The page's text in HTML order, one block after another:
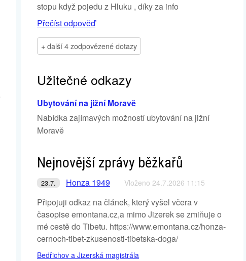
stopu když pojedu z Hluku , díky za info
Přečíst odpověď
+ další 4 zodpovězené dotazy
Užitečné odkazy
Ubytování na jižní Moravě
Nabídka zajímavých možností ubytování na jižní
Moravě
Nejnovější zprávy běžkařů
23.7. Honza 1949 Vloženo 24.7.2026 11:15
Připojuji odkaz na článek, který vyšel včera v
časopise emontana.cz,a mimo Jizerek se zmiňuje o
mé cestě do Tibetu. https://www.emontana.cz/honza-
cernoch-tibet-zkusenosti-tibetska-doga/
Bedřichov a Jizerská magistrála